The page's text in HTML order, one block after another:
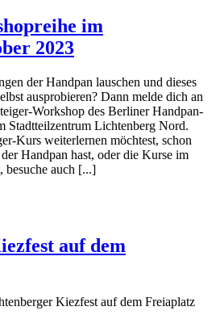
im
2023
der Handpan lauschen und dieses
ausprobieren? Dann melde dich an
Workshop des Berliner Handpan-
Stadtteilzentrum Lichtenberg Nord.
Kurs weiterlernen möchtest, schon
Handpan hast, oder die Kurse im
besuche auch [...]
auf dem
Kiezfest auf dem Freiaplatz